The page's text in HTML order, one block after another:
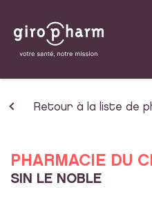
Retour à la liste de
PHARMACIE DU
SIN LE NOBLE